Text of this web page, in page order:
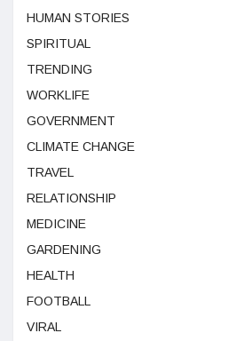
HUMAN STORIES
SPIRITUAL
TRENDING
WORKLIFE
GOVERNMENT
CLIMATE CHANGE
TRAVEL
RELATIONSHIP
MEDICINE
GARDENING
HEALTH
FOOTBALL
VIRAL